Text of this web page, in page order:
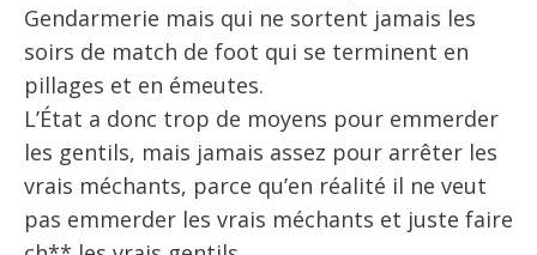
Gendarmerie mais qui ne sortent jamais les
soirs de match de foot qui se terminent en
pillages et en émeutes.
L’État a donc trop de moyens pour emmerder
les gentils, mais jamais assez pour arrêter les
vrais méchants, parce qu’en réalité il ne veut
pas emmerder les vrais méchants et juste faire